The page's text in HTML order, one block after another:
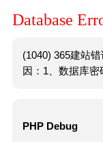
Database
(1040) 365建站
因：1、数据库密
PHP Debug